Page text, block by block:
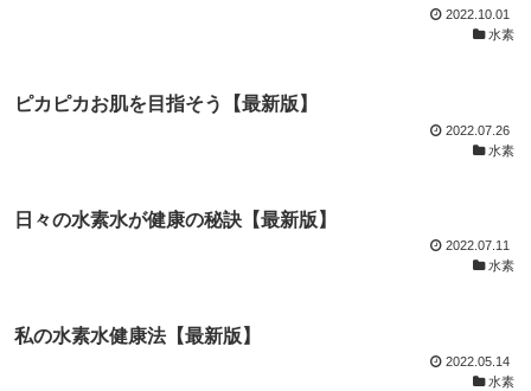
2022.10.01
水素
ピカピカお肌を目指そう【最新版】
2022.07.26
水素
日々の水素水が健康の秘訣【最新版】
2022.07.11
水素
私の水素水健康法【最新版】
2022.05.14
水素